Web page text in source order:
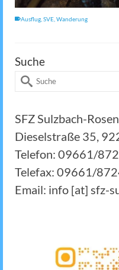
Ausflug SVE Wanderung
Suche
Suche
SFZ Sulzbach-
Dieselstraße 35,
Telefon: 09661/
Telefax: 09661/
Email: info [at] sfz-